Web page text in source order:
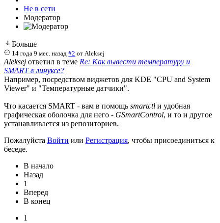
Не в сети
Модератор
Больше
14 года 9 мес. назад #2 отAleksej
Aleksej ответил в теме Re: Как вывести температуру и
SMART в линуксе?
Например, посредством виджетов для KDE "CPU and System
Viewer" и "Температурные датчики".
Что касается SMART - вам в помощь smartctl и удобная
графическая оболочка для него - GSmartControl, и то и другое
устанавливается из репозиториев.
Пожалуйста Войти или Регистрация, чтобы присоединиться к
беседе.
В начало
Назад
1
Вперед
В конец
1